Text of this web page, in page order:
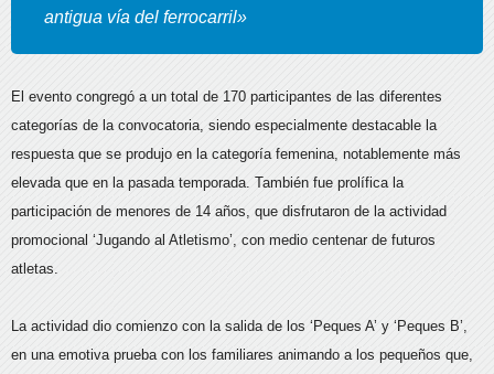
antigua vía del ferrocarril»
El evento congregó a un total de 170 participantes de las diferentes
categorías de la convocatoria, siendo especialmente destacable la
respuesta que se produjo en la categoría femenina, notablemente más
elevada que en la pasada temporada. También fue prolífica la
participación de menores de 14 años, que disfrutaron de la actividad
promocional ‘Jugando al Atletismo’, con medio centenar de futuros
atletas.
La actividad dio comienzo con la salida de los ‘Peques A’ y ‘Peques B’,
en una emotiva prueba con los familiares animando a los pequeños que,